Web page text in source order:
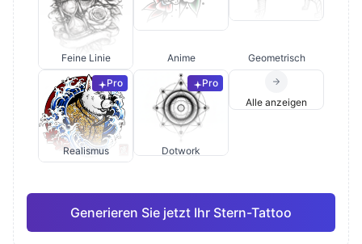
Feine Linie Anime Geometrisch
Pro
Realismus
Pro
Dotwork
Alle anzeigen
Generieren Sie jetzt Ihr Stern-Tattoo